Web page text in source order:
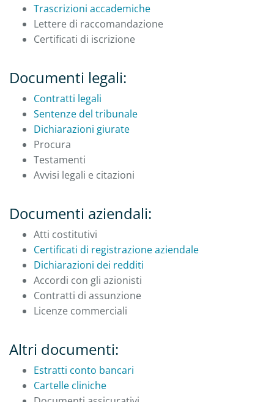
Trascrizioni accademiche
Lettere di raccomandazione
Certificati di iscrizione
Documenti legali:
Contratti legali
Sentenze del tribunale
Dichiarazioni giurate
Procura
Testamenti
Avvisi legali e citazioni
Documenti aziendali:
Atti costitutivi
Certificati di registrazione aziendale
Dichiarazioni dei redditi
Accordi con gli azionisti
Contratti di assunzione
Licenze commerciali
Altri documenti:
Estratti conto bancari
Cartelle cliniche